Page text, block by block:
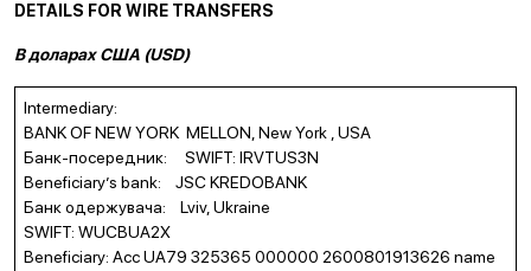
DETAILS FOR WIRE TRANSFERS
В доларах США (USD)
Intermediary:
BANK OF NEW YORK MELLON, New York , USA
Банк-посередник: SWIFT: IRVTUS3N
Beneficiary’s bank: JSC KREDOBANK
Банк одержувача: Lviv, Ukraine
SWIFT: WUCBUA2X
Beneficiary: Acc UA79 325365 000000 2600801913626 name